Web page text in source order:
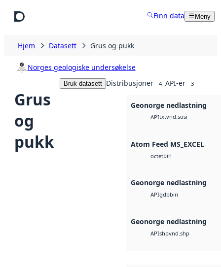
Finn data Meny
Hjem Datasett Grus og pukk
Norges geologiske undersøkelse
Grus
og
pukk
Bruk datasett Distribusjoner 4 API-er 3
Geonorge nedlastning
APItxtvnd.sosi
Atom Feed MS_EXCEL
octetbin
Geonorge nedlastning
APIgdbbin
Geonorge nedlastning
APIshpvnd.shp